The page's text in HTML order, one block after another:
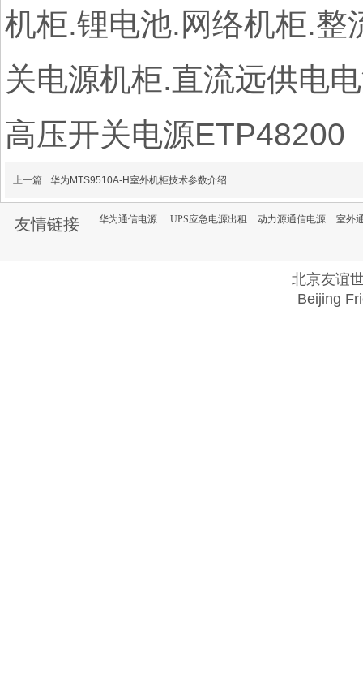
机柜.锂电池.网络机柜.整
关电源机柜.直流远供电
高压开关电源
上一篇 华为MTS9510A-H室外机柜技术参数介绍
友情链接 华为通信电源 室外
动力源通信电源
UPS应急电源出租
北京友谊
Beijing